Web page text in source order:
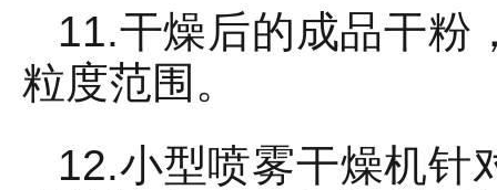
11.干燥后的成品干粉
粒度范围。
12.小型喷雾干燥机针